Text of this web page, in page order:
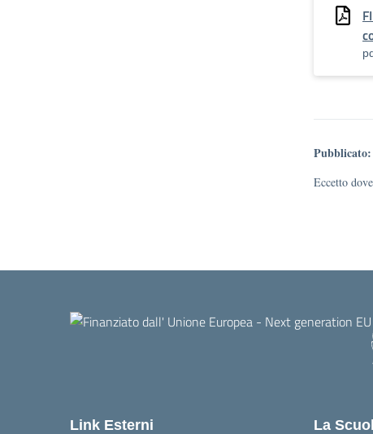
Pubblicato:
Eccetto
Link Esterni La